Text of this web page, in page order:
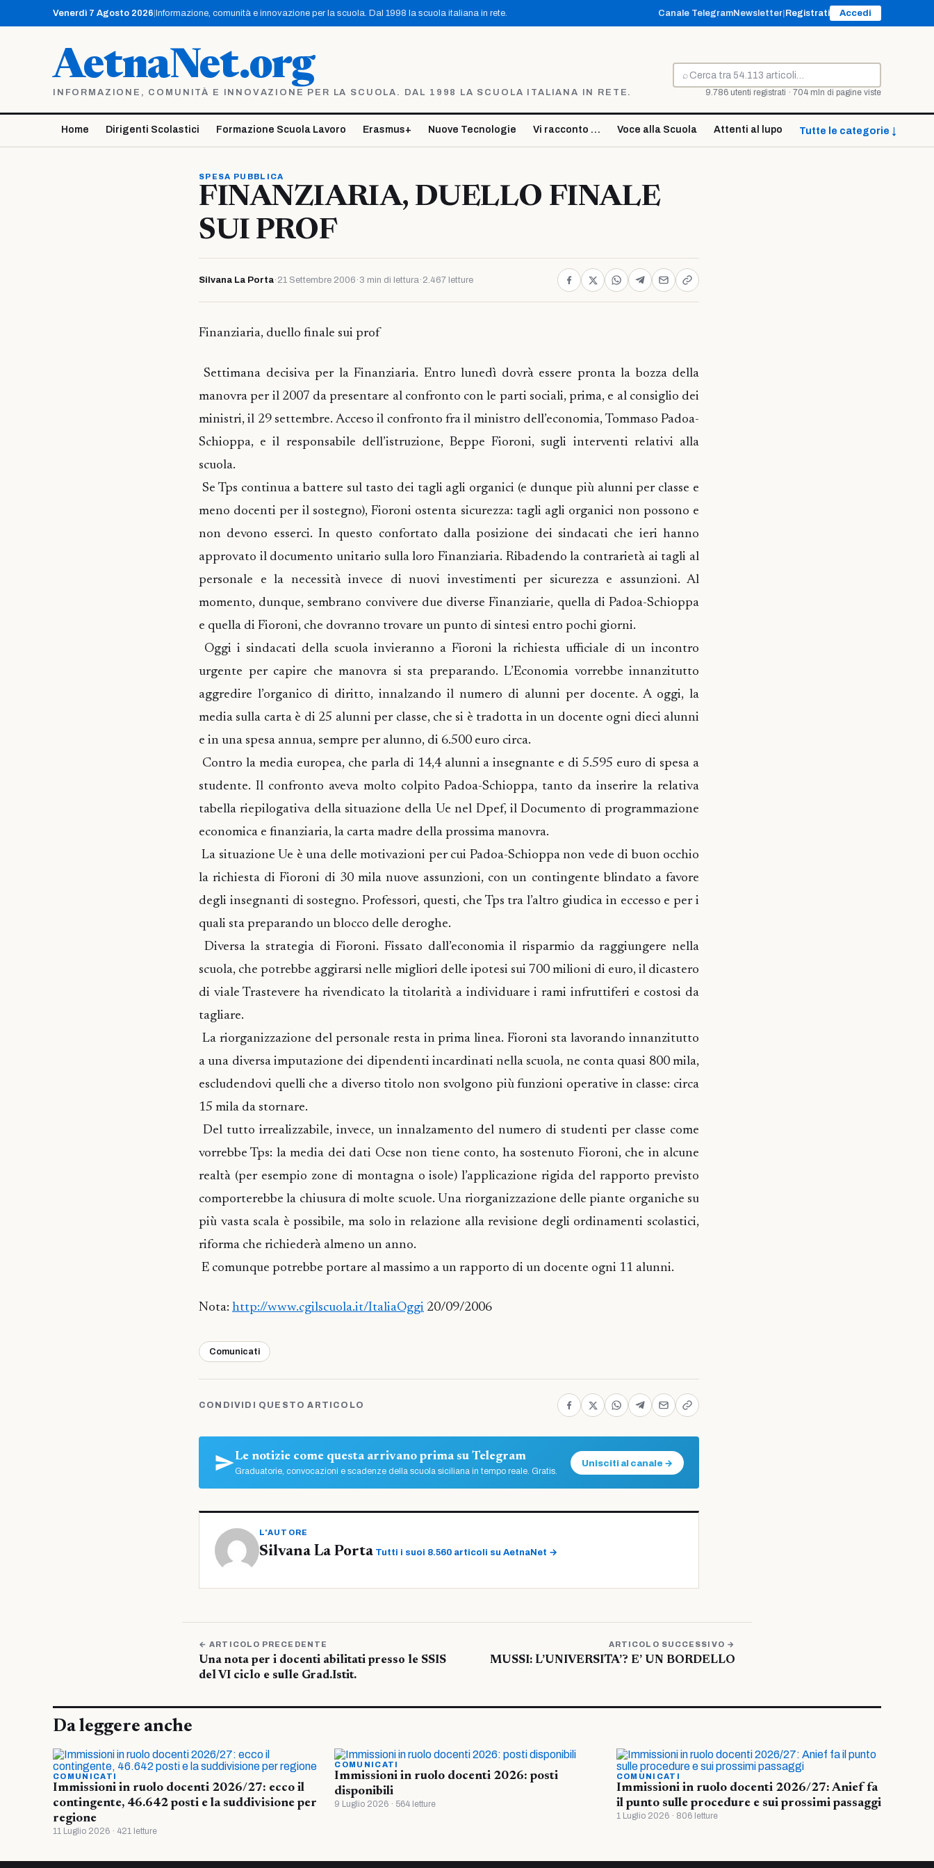
contenuto
Venerdì 7 Agosto 2026 Informazione, comunità e innovazione per la scuola. Dal 1998 la scuola italiana in rete. Canale TelegramNewsletter Registrati Accedi
AetnaNet.org
INFORMAZIONE, COMUNITÀ E INNOVAZIONE PER LA SCUOLA. DAL 1998 LA SCUOLA ITALIANA IN RETE.
⌕
Cerca
9.786 utenti registrati · 704 mln di pagine viste
Home Dirigenti Scolastici Formazione Scuola Lavoro Erasmus+ Nuove Tecnologie Vi racconto … Voce alla Scuola Attenti al lupo Tutte le categorie ↓
SPESA PUBBLICA
FINANZIARIA, DUELLO FINALE
SUI PROF
Silvana La Porta· 21 Settembre 2006 · 3 min di lettura· 2.467 letture
Finanziaria, duello finale sui prof
Settimana decisiva per la Finanziaria. Entro lunedì dovrà essere pronta la bozza della
manovra per il 2007 da presentare al confronto con le parti sociali, prima, e al consiglio dei
ministri, il 29 settembre. Acceso il confronto fra il ministro dell’economia, Tommaso Padoa-
Schioppa, e il responsabile dell’istruzione, Beppe Fioroni, sugli interventi relativi alla
scuola.
Se Tps continua a battere sul tasto dei tagli agli organici (e dunque più alunni per classe e
meno docenti per il sostegno), Fioroni ostenta sicurezza: tagli agli organici non possono e
non devono esserci. In questo confortato dalla posizione dei sindacati che ieri hanno
approvato il documento unitario sulla loro Finanziaria. Ribadendo la contrarietà ai tagli al
personale e la necessità invece di nuovi investimenti per sicurezza e assunzioni. Al
momento, dunque, sembrano convivere due diverse Finanziarie, quella di Padoa-Schioppa
e quella di Fioroni, che dovranno trovare un punto di sintesi entro pochi giorni.
Oggi i sindacati della scuola invieranno a Fioroni la richiesta ufficiale di un incontro
urgente per capire che manovra si sta preparando. L’Economia vorrebbe innanzitutto
aggredire l’organico di diritto, innalzando il numero di alunni per docente. A oggi, la
media sulla carta è di 25 alunni per classe, che si è tradotta in un docente ogni dieci alunni
e in una spesa annua, sempre per alunno, di 6.500 euro circa.
Contro la media europea, che parla di 14,4 alunni a insegnante e di 5.595 euro di spesa a
studente. Il confronto aveva molto colpito Padoa-Schioppa, tanto da inserire la relativa
tabella riepilogativa della situazione della Ue nel Dpef, il Documento di programmazione
economica e finanziaria, la carta madre della prossima manovra.
La situazione Ue è una delle motivazioni per cui Padoa-Schioppa non vede di buon occhio
la richiesta di Fioroni di 30 mila nuove assunzioni, con un contingente blindato a favore
degli insegnanti di sostegno. Professori, questi, che Tps tra l’altro giudica in eccesso e per i
quali sta preparando un blocco delle deroghe.
Diversa la strategia di Fioroni. Fissato dall’economia il risparmio da raggiungere nella
scuola, che potrebbe aggirarsi nelle migliori delle ipotesi sui 700 milioni di euro, il dicastero
di viale Trastevere ha rivendicato la titolarità a individuare i rami infruttiferi e costosi da
tagliare.
La riorganizzazione del personale resta in prima linea. Fioroni sta lavorando innanzitutto
a una diversa imputazione dei dipendenti incardinati nella scuola, ne conta quasi 800 mila,
escludendovi quelli che a diverso titolo non svolgono più funzioni operative in classe: circa
15 mila da stornare.
Del tutto irrealizzabile, invece, un innalzamento del numero di studenti per classe come
vorrebbe Tps: la media dei dati Ocse non tiene conto, ha sostenuto Fioroni, che in alcune
realtà (per esempio zone di montagna o isole) l’applicazione rigida del rapporto previsto
comporterebbe la chiusura di molte scuole. Una riorganizzazione delle piante organiche su
più vasta scala è possibile, ma solo in relazione alla revisione degli ordinamenti scolastici,
riforma che richiederà almeno un anno.
E comunque potrebbe portare al massimo a un rapporto di un docente ogni 11 alunni.
Nota: http://www.cgilscuola.it/ItaliaOggi 20/09/2006
Comunicati
CONDIVIDI QUESTO ARTICOLO
Le notizie come questa arrivano prima su Telegram
Graduatorie, convocazioni e scadenze della scuola siciliana in tempo reale. Gratis.
Unisciti al canale →
L'AUTORE
Silvana La Porta Tutti i suoi 8.560 articoli su AetnaNet →
← ARTICOLO PRECEDENTE
Una nota per i docenti abilitati presso le SSIS
del VI ciclo e sulle Grad.Istit.
ARTICOLO SUCCESSIVO →
MUSSI: L’UNIVERSITA’? E’ UN BORDELLO
Da leggere anche
COMUNICATI
Immissioni in ruolo docenti 2026/27: ecco il
contingente, 46.642 posti e la suddivisione per
regione
11 Luglio 2026 · 421 letture
COMUNICATI
Immissioni in ruolo docenti 2026: posti
disponibili
9 Luglio 2026 · 564 letture
COMUNICATI
Immissioni in ruolo docenti 2026/27: Anief fa
il punto sulle procedure e sui prossimi passaggi
1 Luglio 2026 · 806 letture